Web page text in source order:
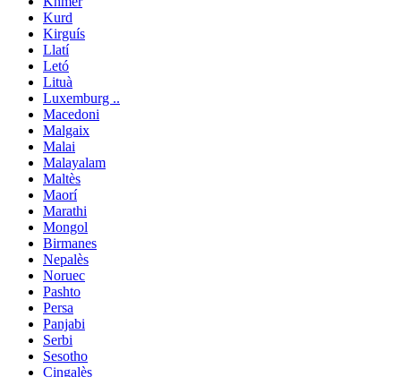
Kurd
Kirguís
Llatí
Letó
Lituà
Luxemburg ..
Macedoni
Malgaix
Malai
Malayalam
Maltès
Maorí
Marathi
Mongol
Birmanes
Nepalès
Noruec
Pashto
Persa
Panjabi
Serbi
Sesotho
Cingalès